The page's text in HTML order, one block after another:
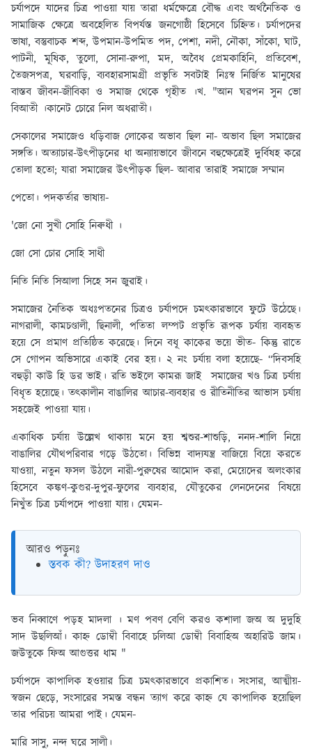
চর্যাপদে যাদের চিত্র পাওয়া যায় তারা ধর্মক্ষেত্রে বৌদ্ধ এবং অর্থনৈতিক ও
সামাজিক ক্ষেত্রে অবহেলিত বিপর্যস্ত জনগোষ্ঠী হিসেবে চিহ্নিত। চর্যাপদের
ভাষা, বস্তুবাচক শব্দ, উপমান-উপমিত পদ, পেশা, নদী, নৌকা, সাঁকো, ঘাট,
পাটনী, মূষিক, তুলো, সোনা-রুপা, মদ, অবৈধ প্রেমকাহিনি, প্রতিবেশ,
তৈজসপত্র, ঘরবাড়ি, ব্যবহারসামগ্রী প্রভৃতি সবটাই নিঃস্ব নির্জিত মানুষের
বাস্তব জীবন-জীবিকা ও সমাজ থেকে গৃহীত ।খ. "আন ঘরপন সুন ভো
বিআতী ।কানেট চোরে নিল অধরাতী।
সেকালের সমাজেও ধড়িবাজ লোকের অভাব ছিল না- অভাব ছিল সমাজের
সঙ্গতি। অত্যাচার-উৎপীড়নের ধা অন্যায়ভাবে জীবনে বহুক্ষেত্রেই দুর্বিষহ করে
তোলা হতো; যারা সমাজের উৎপীড়ক ছিল- আবার তারাই সমাজে সম্মান
পেতো। পদকর্তার ভাষায়-
'জো নো সুখী সোহি নিৰুধী ।
জো সো চোর সোহি সাধী
নিতি নিতি সিআলা সিহে সন জুৱাই।
সমাজের নৈতিক অধঃপতনের চিত্রও চর্যাপদে চমৎকারভাবে ফুটে উঠেছে।
নাগরালী, কামচণ্ডালী, ছিনালী, পতিতা লম্পট প্রভৃতি রূপক চর্যায় ব্যবহৃত
হয়ে সে প্রমাণ প্রতিষ্ঠিত করেছে। দিনে বধূ কাকের ভয়ে ভীত- কিন্তু রাতে
সে গোপন অভিসারে একাই বের হয়। ২ নং চর্যায় বলা হয়েছে- “দিবসহি
বহুড়ী কাউ হি ডর ভাই। রতি ভইলে কামরূ জাই সমাজের খণ্ড চিত্র চর্যায়
বিধৃত হয়েছে। তৎকালীন বাঙালির আচার-ব্যবহার ও রীতিনীতির আভাস চর্যায়
সহজেই পাওয়া যায়।
একাধিক চর্যায় উল্লেখ থাকায় মনে হয় শ্বশুর-শাশুড়ি, ননদ-শালি নিয়ে
বাঙালির যৌথপরিবার গড়ে উঠতো। বিভিন্ন বাদ্যযন্ত্র বাজিয়ে বিয়ে করতে
যাওয়া, নতুন ফসল উঠলে নারী-পুরুষের আমোদ করা, মেয়েদের অলংকার
হিসেবে কঙ্কণ-কুগুর-দুপুর-ফুলের ব্যবহার, যৌতুকের লেনদেনের বিষয়ে
নিখুঁত চিত্র চর্যাপদে পাওয়া যায়। যেমন-
আরও পড়ুনঃ
স্তবক কী? উদাহরণ দাও
ভব নিব্বাণে পড়হ মাদলা । মণ পবণ বেণি করও কশালা জঅ অ দুদুহি
সাদ উছলিআঁ। কাহ্ন ডোম্বী বিবাহে চলিআ ডোম্বী বিবাহিঅ অহারিউ জাম।
জউতুকে ফিঅ আগুত্তর ধাম "
চর্যাপদে কাপালিক হওয়ার চিত্র চমৎকারভাবে প্রকাশিত। সংসার, আত্মীয়-
স্বজন ছেড়ে, সংসারের সমস্ত বন্ধন ত্যাগ করে কাহ্ন যে কাপালিক হয়েছিল
তার পরিচয় আমরা পাই। যেমন-
মারি সাসু, নন্দ ঘরে সালী।